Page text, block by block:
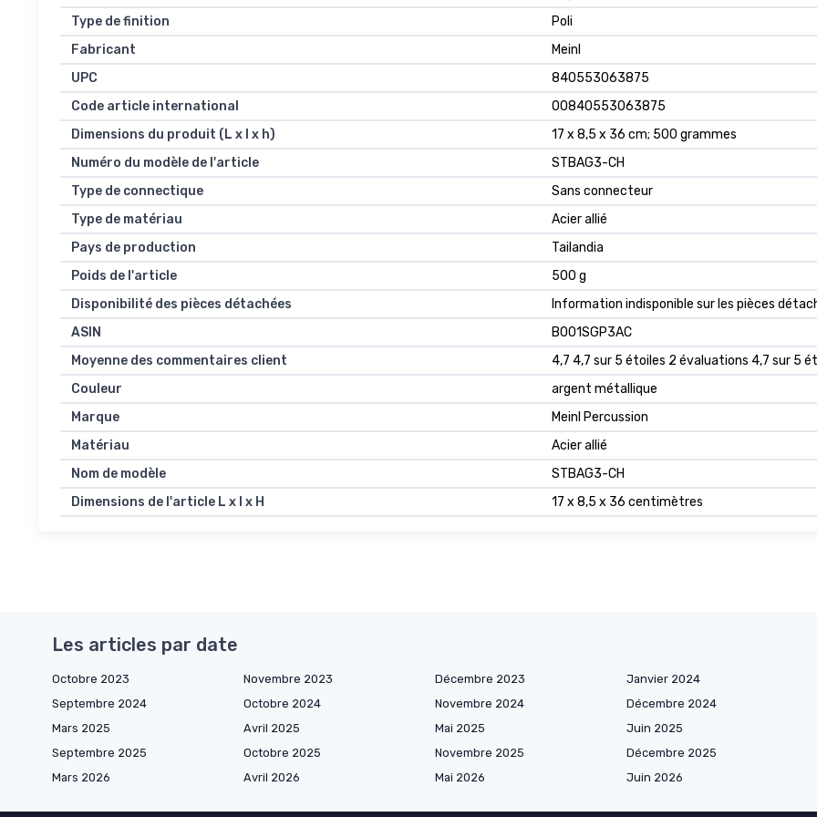
Type de finition
‎Poli
Fabricant
‎Meinl
UPC
‎840553063875
Code article international
‎00840553063875
Dimensions du produit (L x l x h)
‎17 x 8,5 x 36 cm; 500 grammes
Numéro du modèle de l'article
‎STBAG3-CH
Type de connectique
‎Sans connecteur
Type de matériau
‎Acier allié
Pays de production
‎Tailandia
Poids de l'article
‎500 g
Disponibilité des pièces détachées
‎Information indisponible sur les pièces
ASIN
B001SGP3AC
Moyenne des commentaires client
4,7 4,7 sur 5 étoiles 2 évaluations 4,7 sur 5
Couleur
argent métallique
Marque
Meinl Percussion
Matériau
Acier allié
Nom de modèle
STBAG3-CH
Dimensions de l'article L x l x H
17 x 8,5 x 36 centimètres
Les articles par date
Octobre 2023 Novembre 2023 Décembre 2023
Janvier 2024
Septembre 2024
Octobre 2024 Novembre 2024
Décembre 2024
Mars 2025
Avril 2025 Mai 2025
Juin 2025
Septembre 2025
Octobre 2025 Novembre 2025
Décembre 2025
Mars 2026
Avril 2026 Mai 2026 Juin 2026